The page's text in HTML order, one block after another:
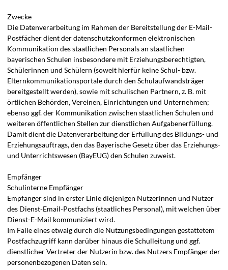
Zwecke
Die Datenverarbeitung im Rahmen der Bereitstellung der E-Mail-
Postfächer dient der datenschutzkonformen elektronischen
Kommunikation des staatlichen Personals an staatlichen
bayerischen Schulen insbesondere mit Erziehungsberechtigten,
Schülerinnen und Schülern (soweit hierfür keine Schul- bzw.
Elternkommunikationsportale durch den Schulaufwandsträger
bereitgestellt werden), sowie mit schulischen Partnern, z. B. mit
örtlichen Behörden, Vereinen, Einrichtungen und Unternehmen;
ebenso ggf. der Kommunikation zwischen staatlichen Schulen und
weiteren öffentlichen Stellen zur dienstlichen Aufgabenerfüllung.
Damit dient die Datenverarbeitung der Erfüllung des Bildungs- und
Erziehungsauftrags, den das Bayerische Gesetz über das Erziehungs-
und Unterrichtswesen (BayEUG) den Schulen zuweist.
Empfänger
Schulinterne Empfänger
Empfänger sind in erster Linie diejenigen Nutzerinnen und Nutzer
des Dienst-Email-Postfachs (staatliches Personal), mit welchen über
Dienst-E-Mail kommuniziert wird.
Im Falle eines etwaig durch die Nutzungsbedingungen gestattetem
Postfachzugriff kann darüber hinaus die Schulleitung und ggf.
dienstlicher Vertreter der Nutzerin bzw. des Nutzers Empfänger der
personenbezogenen Daten sein.